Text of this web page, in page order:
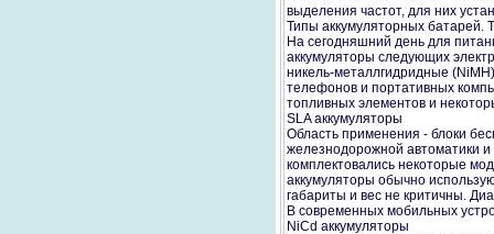
выделения частот, для них
Типы аккумуляторных батарей.
На сегодняшний день для
аккумуляторы следующих
никель-металлгидридные
телефонов и портативных
топливных элементов и
SLA аккумуляторы
Область применения - блоки
железнодорожной автоматики
комплектовались некоторые
аккумуляторы обычно
габариты и вес не критичны.
В современных мобильных
NiCd аккумуляторы